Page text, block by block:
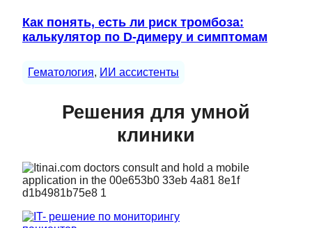
Как понять, есть ли риск тромбоза:
калькулятор по D-димеру и симптомам
Гематология, ИИ ассистенты
Решения для умной
клиники